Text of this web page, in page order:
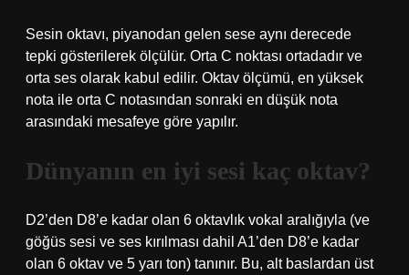
Sesin oktavı, piyanodan gelen sese aynı derecede
tepki gösterilerek ölçülür. Orta C noktası ortadadır ve
orta ses olarak kabul edilir. Oktav ölçümü, en yüksek
nota ile orta C notasından sonraki en düşük nota
arasındaki mesafeye göre yapılır.
Dünyanın en iyi sesi kaç oktav?
D2’den D8’e kadar olan 6 oktavlık vokal aralığıyla (ve
göğüs sesi ve ses kırılması dahil A1’den D8’e kadar
olan 6 oktav ve 5 yarı ton) tanınır. Bu, alt baslardan üst